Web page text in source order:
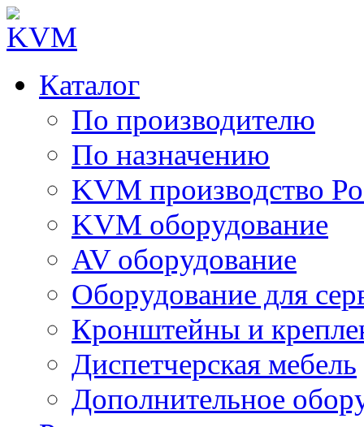
Каталог
По производителю
По назначению
KVM производство
KVM оборудование
AV оборудование
Оборудование для
Кронштейны и
Диспетчерская мебель
Дополнительное